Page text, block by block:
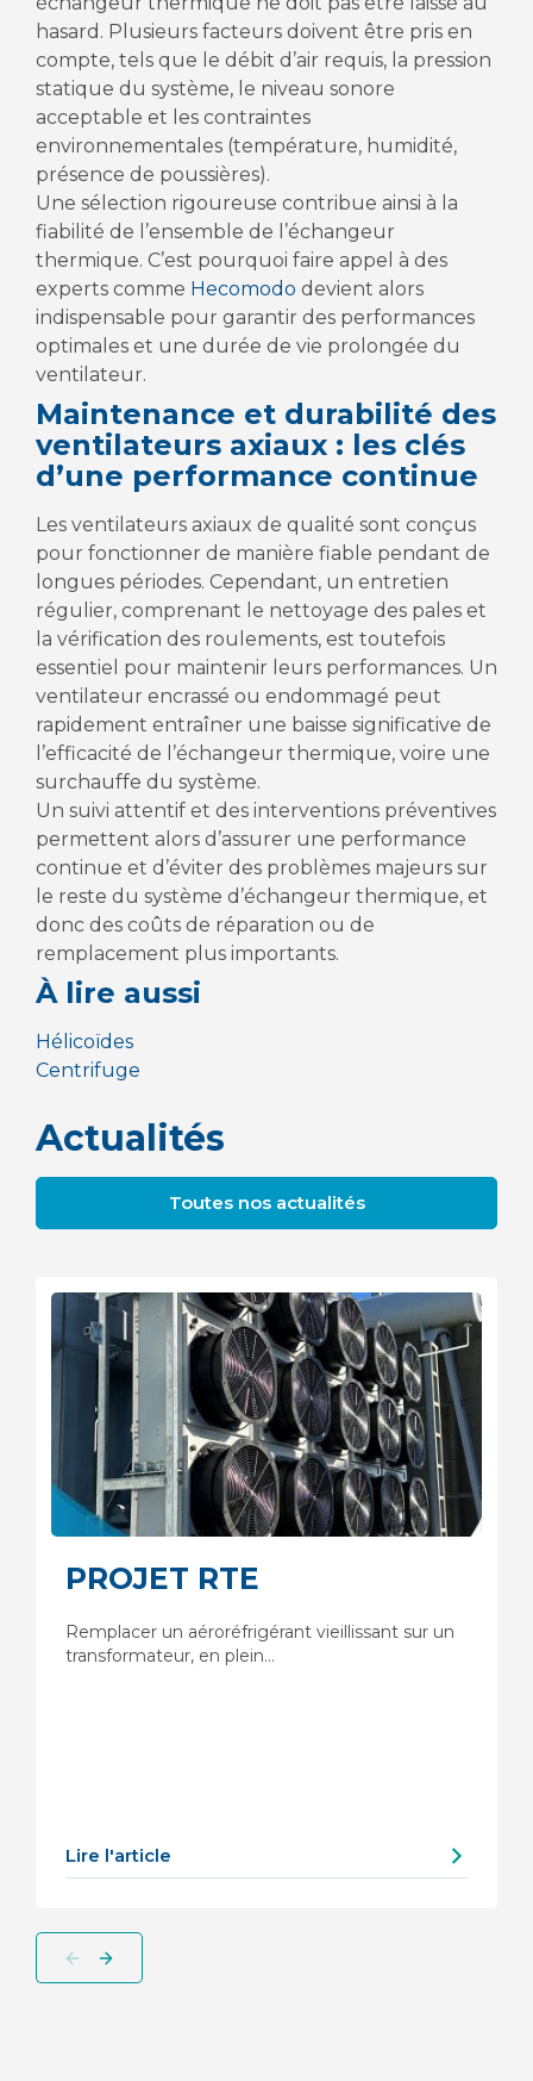
hasard. Plusieurs facteurs doivent être pris en
compte, tels que le débit d’air requis, la pression
statique du système, le niveau sonore
acceptable et les contraintes
environnementales (température, humidité,
présence de poussières).
Une sélection rigoureuse contribue ainsi à la
fiabilité de l’ensemble de l’échangeur
thermique. C’est pourquoi faire appel à des
experts comme Hecomodo devient alors
indispensable pour garantir des performances
optimales et une durée de vie prolongée du
ventilateur.
Maintenance et durabilité des
ventilateurs axiaux : les clés
d’une performance continue
Les ventilateurs axiaux de qualité sont conçus
pour fonctionner de manière fiable pendant de
longues périodes. Cependant, un entretien
régulier, comprenant le nettoyage des pales et
la vérification des roulements, est toutefois
essentiel pour maintenir leurs performances. Un
ventilateur encrassé ou endommagé peut
rapidement entraîner une baisse significative de
l’efficacité de l’échangeur thermique, voire une
surchauffe du système.
Un suivi attentif et des interventions préventives
permettent alors d’assurer une performance
continue et d’éviter des problèmes majeurs sur
le reste du système d’échangeur thermique, et
donc des coûts de réparation ou de
remplacement plus importants.
À lire aussi
Hélicoïdes
Centrifuge
Actualités
Toutes nos actualités
PROJET RTE
Remplacer un aéroréfrigérant vieillissant sur un
transformateur, en plein…
Lire l'article